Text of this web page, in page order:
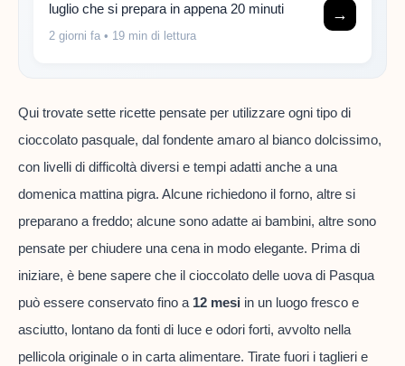
luglio che si prepara in appena 20 minuti
2 giorni fa • 19 min di lettura
→
Qui trovate sette ricette pensate per utilizzare ogni tipo di
cioccolato pasquale, dal fondente amaro al bianco dolcissimo,
con livelli di difficoltà diversi e tempi adatti anche a una
domenica mattina pigra. Alcune richiedono il forno, altre si
preparano a freddo; alcune sono adatte ai bambini, altre sono
pensate per chiudere una cena in modo elegante. Prima di
iniziare, è bene sapere che il cioccolato delle uova di Pasqua
può essere conservato fino a 12 mesi in un luogo fresco e
asciutto, lontano da fonti di luce e odori forti, avvolto nella
pellicola originale o in carta alimentare. Tirate fuori i taglieri e